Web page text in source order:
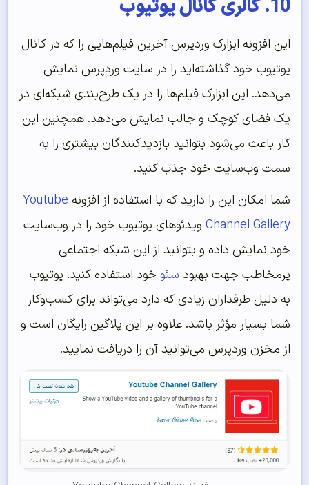
10. گالری کانال یوتیوب
این افزونه ابزارک وردپرس آخرین فیلم‌هایی را که در کانال
یوتیوب خود گذاشته‌اید را در سایت وردپرس نمایش
می‌دهد. این ابزارک فیلم‌ها را در یک طرح‌بندی شبکه‌ای در
یک فضای کوچک و جالب نمایش می‌دهد. همچنین این
کار باعث می‌شود بتوانید بازدیدکنندگان بیشتری را به
سمت وب‌سایت خود جذب کنید.
شما امکان این را دارید که با استفاده از افزونه Youtube
Channel Gallery ویدئوهای یوتیوب خود را در وب‌سایت
خود نمایش داده و بتوانید از این شبکه اجتماعی
پرمخاطب جهت بهبود سئو خود استفاده کنید. یوتیوب
به دلیل طرفداران زیادی که دارد می‌تواند برای کسب‌وکار
شما بسیار مؤثر باشد. علاوه بر این پلاگین رایگان است و
از مخزن وردپرس می‌توانید آن را دریافت نمایید.